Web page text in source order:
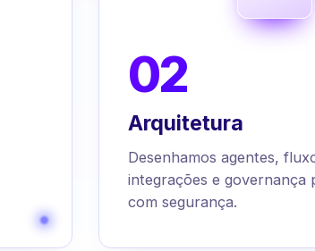
02
Arquitetura
Desenhamos agentes,
integrações e governança
com segurança.